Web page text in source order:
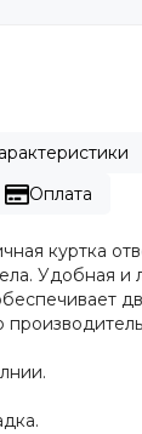
Оплата
куртка
Удобная и